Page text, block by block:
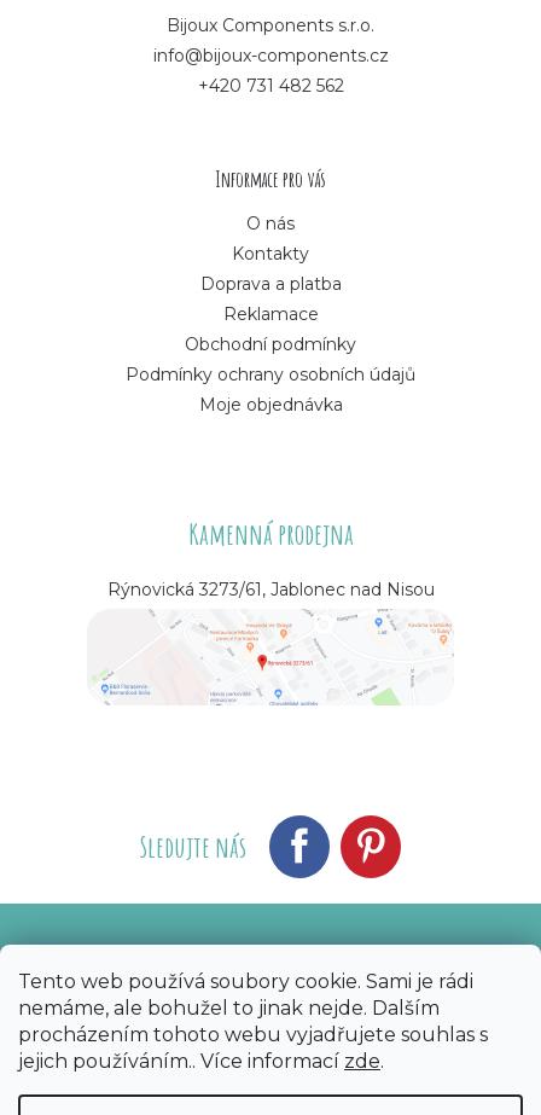
Tento web používá soubory cookie. Sami je rádi
nemáme, ale bohužel to jinak nejde. Dalším
procházením tohoto webu vyjadřujete souhlas s
jejich používáním.. Více informací zde.
Bijoux Components s.r.o.
info@bijoux-components.cz
+420 731 482 562
Informace pro vás
O nás
Kontakty
Doprava a platba
Reklamace
Obchodní podmínky
Podmínky ochrany osobních údajů
Moje objednávka
Kamenná prodejna
Rýnovická 3273/61, Jablonec nad Nisou
Sledujte nás
Copyright 2026 Bijoux Components - Svět
korálků. Všechna práva vyhrazena.